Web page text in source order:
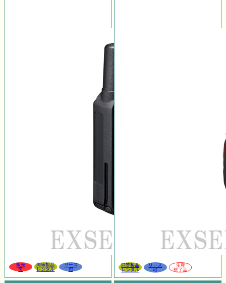
販売
可
同等製品
レンタル
リース
可
同等製品
レンタル
リース
可
生産
終了品